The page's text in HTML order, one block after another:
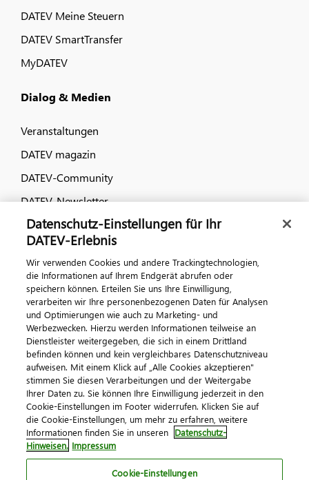
DATEV Meine Steuern
DATEV SmartTransfer
MyDATEV
Dialog & Medien
Veranstaltungen
DATEV magazin
DATEV-Community
DATEV-Newsletter
Kontaktieren Sie uns
© 2026 DATEV eG
ImpressumDatenschutzAGB Kontakt
Cookie-Einstellungen
Datenschutz-Einstellungen für Ihr
DATEV-Erlebnis
Wir verwenden Cookies und andere Trackingtechnologien,
die Informationen auf Ihrem Endgerät abrufen oder
speichern können. Erteilen Sie uns Ihre Einwilligung,
verarbeiten wir Ihre personenbezogenen Daten für Analysen
und Optimierungen wie auch zu Marketing- und
Werbezwecken. Hierzu werden Informationen teilweise an
Dienstleister weitergegeben, die sich in einem Drittland
befinden können und kein vergleichbares Datenschutzniveau
aufweisen. Mit einem Klick auf „Alle Cookies akzeptieren"
stimmen Sie diesen Verarbeitungen und der Weitergabe
Ihrer Daten zu. Sie können Ihre Einwilligung jederzeit in den
Cookie-Einstellungen im Footer widerrufen. Klicken Sie auf
die Cookie-Einstellungen, um mehr zu erfahren, weitere
Informationen finden Sie in unseren Datenschutz-
Hinweisen. Impressum
Cookie-Einstellungen